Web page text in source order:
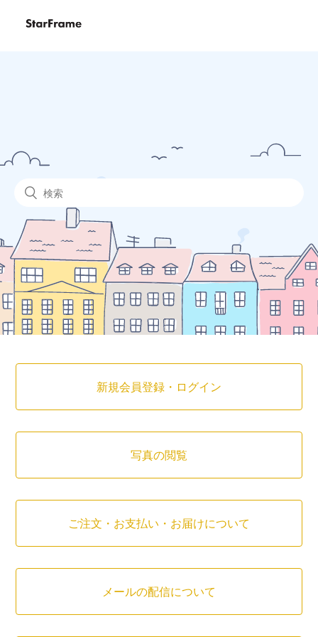
新規会員登録・ログイン
写真の閲覧
ご注文・お支払い・お届けについて
メールの配信について